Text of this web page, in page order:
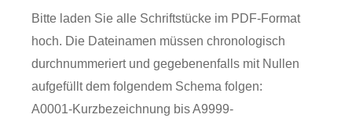
Bitte laden Sie alle Schriftstücke im PDF-Format
hoch. Die Dateinamen müssen chronologisch
durchnummeriert und gegebenenfalls mit Nullen
aufgefüllt dem folgendem Schema folgen:
A0001-Kurzbezeichnung bis A9999-